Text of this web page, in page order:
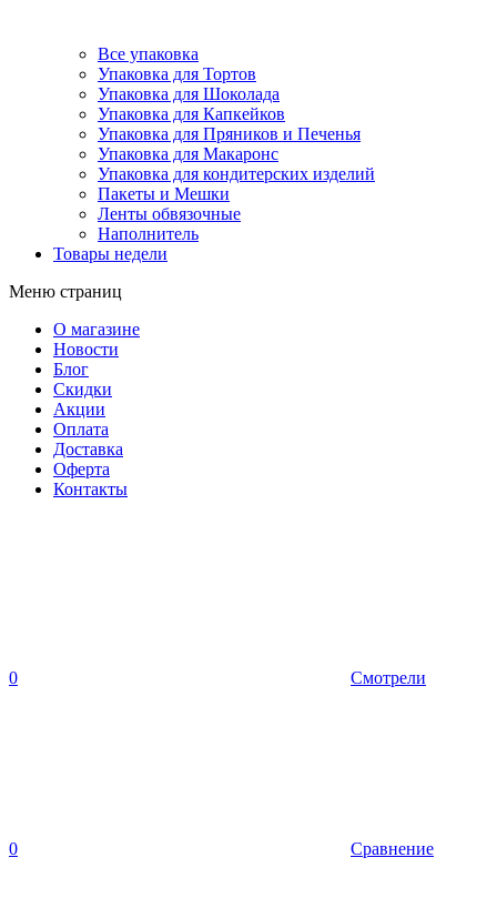
Все упаковка
Упаковка для Тортов
Упаковка для Шоколада
Упаковка для Капкейков
Упаковка для Пряников и Печенья
Упаковка для Макаронс
Упаковка для кондитерских изделий
Пакеты и Мешки
Ленты обвязочные
Наполнитель
Товары недели
Меню страниц
О магазине
Новости
Блог
Скидки
Акции
Оплата
Доставка
Оферта
Контакты
0 Смотрели
0 Сравнение